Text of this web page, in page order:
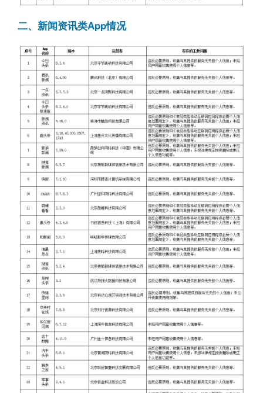
二、新闻资讯类App情况